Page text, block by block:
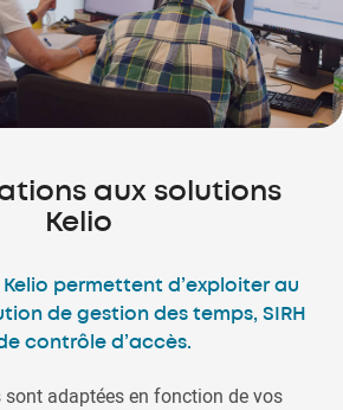
aux solutions
Kelio
permettent d’exploiter au
de gestion des temps, SIRH
contrôle d’accès.
adaptées en fonction de vos